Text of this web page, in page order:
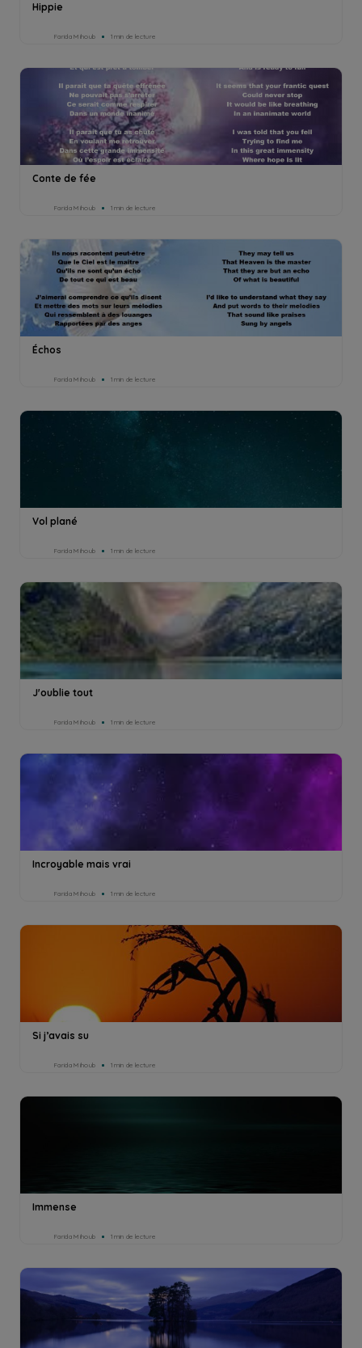
Hippie
Farida Mihoub 1min de lecture
Conte de fée
Farida Mihoub 1min de lecture
Échos
Farida Mihoub 1min de lecture
Vol plané
Farida Mihoub 1min de lecture
J'oublie tout
Farida Mihoub 1min de lecture
Incroyable mais vrai
Farida Mihoub 1min de lecture
Si j’avais su
Farida Mihoub 1min de lecture
Immense
Farida Mihoub 1min de lecture